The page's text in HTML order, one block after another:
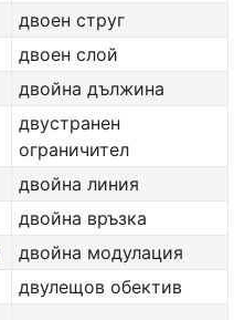
двоен струг
двоен слой
двойна дължина
двустранен
ограничител
двойна линия
двойна връзка
двойна модулация
двулещов обектив